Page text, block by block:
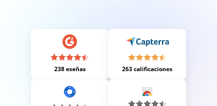
238 eseñas 263 calificaciones